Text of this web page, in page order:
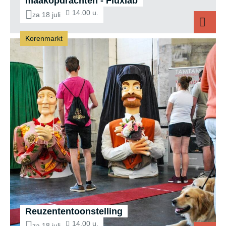
za 18 juli 14.00 u.
Reuzententoonstelling
14.00 u.
Korenmarkt